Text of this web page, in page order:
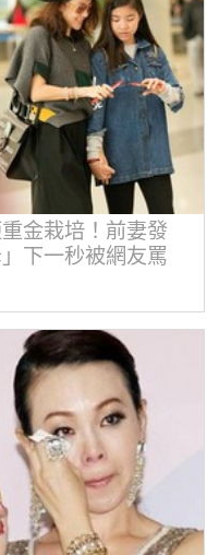
金栽培！前妻發
下一秒被網友罵